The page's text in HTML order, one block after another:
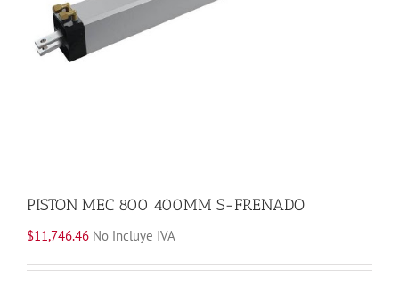
PISTON MEC 800 400MM S-FRENADO
$11,746.46 No incluye IVA